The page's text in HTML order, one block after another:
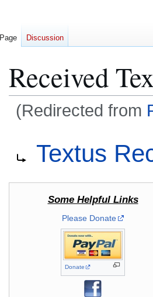
Received
(Redirected from
navigation
search
Textus
Some Helpful Links
Please Donate
Donate
Page Discussion